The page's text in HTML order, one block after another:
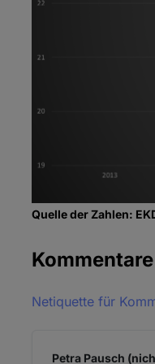
Quelle der Zahlen:
Netiquette für
Petra Pausch